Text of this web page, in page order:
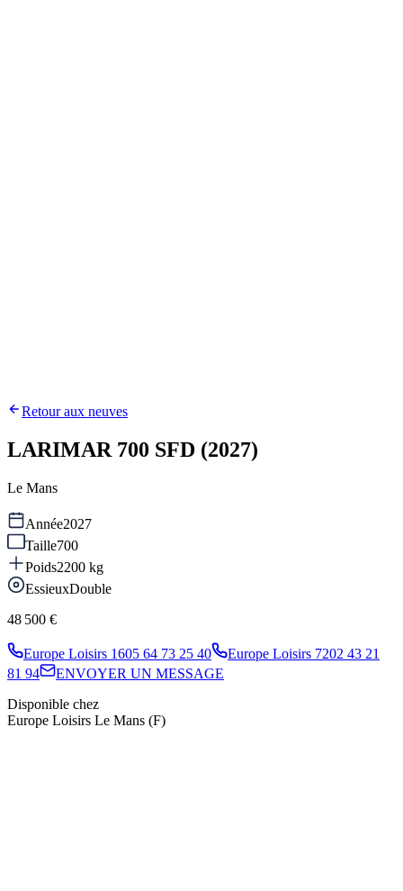
Retour aux neuves
LARIMAR 700 SFD (2027)
Le Mans
Année2027
Taille700
Poids2200 kg
EssieuxDouble
48 500 €
Europe Loisirs 1605 64 73 25 40 Europe Loisirs 7202 43 21
81 94
ENVOYER UN MESSAGE
Disponible chez
Europe Loisirs Le Mans (F)